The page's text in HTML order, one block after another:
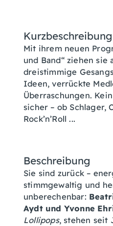
Kurzbeschreibung
Mit ihrem neuen
und Band“ ziehen sie
dreistimmige
Ideen, verrückte
Überraschungen.
sicher – ob Schlager,
Rock’n’Roll ...
Beschreibung
Sie sind zurück –
stimmgewaltig und
unberechenbar:
Aydt und Yvonne
Lollipops, stehen seit